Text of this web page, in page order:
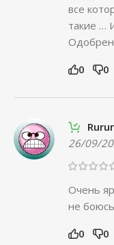
все
такие …
0 0
26/09/
Очень
не
0 0